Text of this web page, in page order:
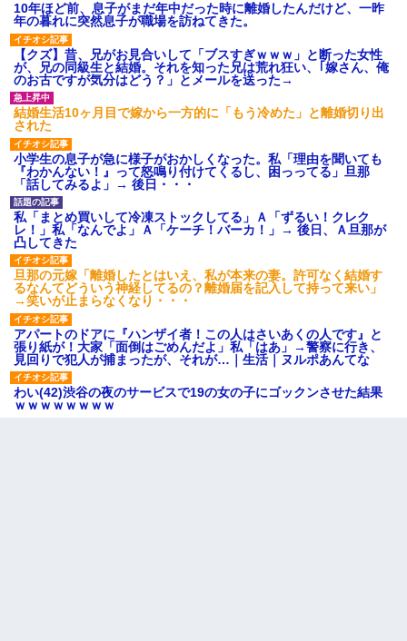
10年ほど前、息子がまだ年中だった時に離婚したんだけど、一昨
年の暮れに突然息子が職場を訪ねてきた。
【クズ】昔、兄がお見合いして「ブスすぎｗｗｗ」と断った女性
が、兄の同級生と結婚。それを知った兄は荒れ狂い、｢嫁さん、俺
のお古ですが気分はどう？」とメールを送った→
結婚生活10ヶ月目で嫁から一方的に「もう冷めた」と離婚切り出
された
小学生の息子が急に様子がおかしくなった。私「理由を聞いても
『わかんない！』って怒鳴り付けてくるし、困っってる」旦那
「話してみるよ」→ 後日・・・
私「まとめ買いして冷凍ストックしてる」Ａ「ずるい！クレク
レ！」私「なんでよ」Ａ「ケーチ！バーカ！」→ 後日、Ａ旦那が
凸してきた
旦那の元嫁「離婚したとはいえ、私が本来の妻。許可なく結婚す
るなんてどういう神経してるの？離婚届を記入して持って来い」
→笑いが止まらなくなり・・・
アパートのドアに『ハンザイ者！この人はさいあくの人です』と
張り紙が！大家「面倒はごめんだよ」私「はあ」→警察に行き、
見回りで犯人が捕まったが、それが…｜生活｜ヌルポあんてな
わい(42)渋谷の夜のサービスで19の女の子にゴックンさせた結果
ｗｗｗｗｗｗｗｗ